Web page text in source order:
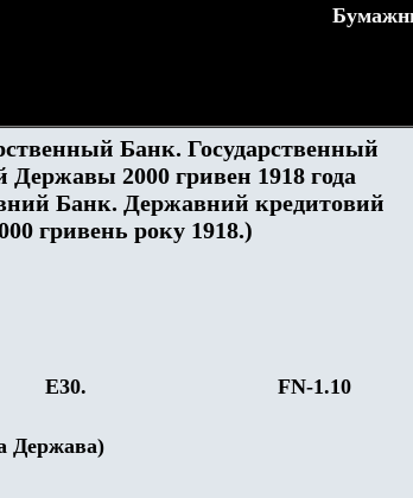
Банк. Государственный
2000 гривен 1918 года
Банк. Державний кредитовий
гривень року 1918.)
E30. FN-1.10
Держава)